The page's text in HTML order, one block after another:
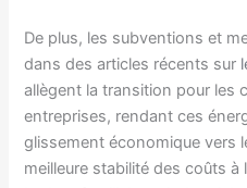
De plus, les subventions et
dans des articles récents sur
allègent la transition pour les
entreprises, rendant ces
glissement économique vers
meilleure stabilité des coûts